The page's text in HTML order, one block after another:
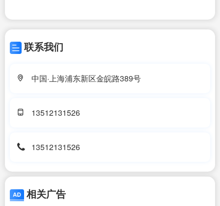
联系我们
中国·上海浦东新区金皖路389号
13512131526
13512131526
相关广告